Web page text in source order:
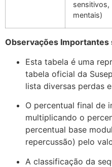
sensitivos,
mentais)
Observações Importantes
Esta tabela é uma
tabela oficial da
lista diversas perdas
O percentual final de
multiplicando o
percentual base
repercussão) pelo
A classificação da